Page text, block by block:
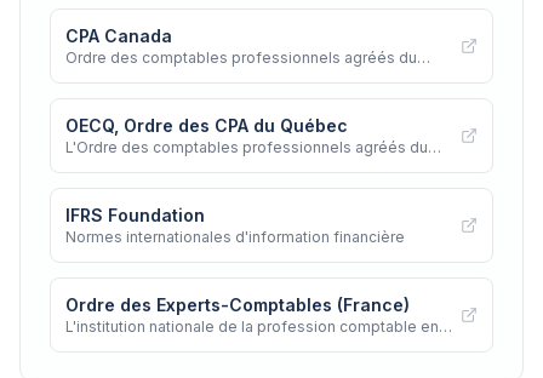
CPA Canada
Ordre des comptables professionnels agréés du
OECQ, Ordre des CPA du Québec
L'Ordre des comptables professionnels agréés du
IFRS Foundation
Normes internationales d'information financière
Ordre des Experts-Comptables (France)
L'institution nationale de la profession comptable en